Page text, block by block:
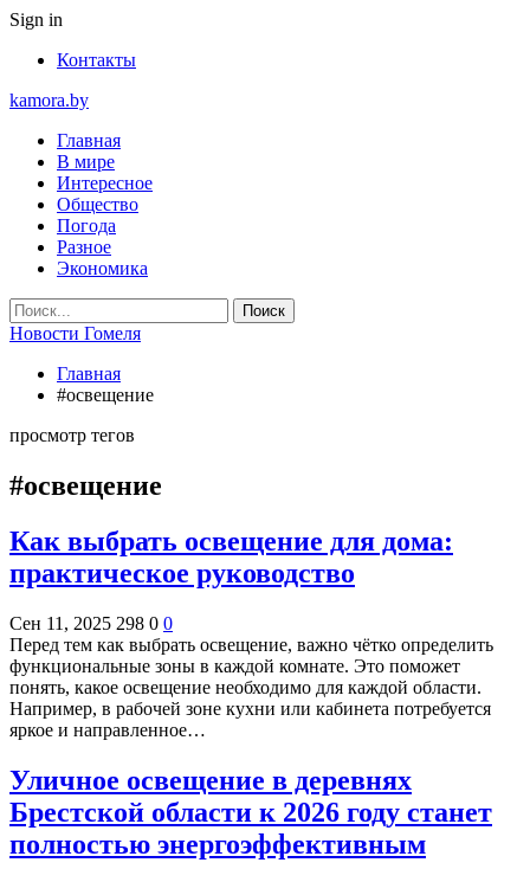
Sign in
Контакты
kamora.by
Главная
В мире
Интересное
Общество
Погода
Разное
Экономика
Новости Гомеля
Главная
#освещение
просмотр тегов
#освещение
Как выбрать освещение для дома:
практическое руководство
Сен 11, 2025 298 0 0
Перед тем как выбрать освещение, важно чётко определить
функциональные зоны в каждой комнате. Это поможет
понять, какое освещение необходимо для каждой области.
Например, в рабочей зоне кухни или кабинета потребуется
яркое и направленное…
Уличное освещение в деревнях
Брестской области к 2026 году станет
полностью энергоэффективным